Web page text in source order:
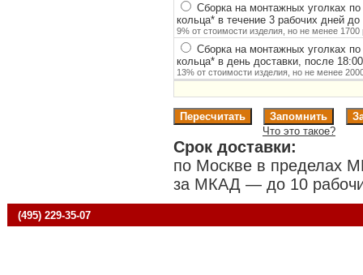
Сборка на монтажных уголках
кольца*в течение 3 рабочих дней до
9% от стоимости изделия, но не менее 1700
Сборка на монтажных уголках
кольца*в день доставки, после
13% от стоимости изделия, но не менее
Что это такое?
Срок доставки:
по Москве в пределах
за МКАД — до 10
(495) 229-35-07